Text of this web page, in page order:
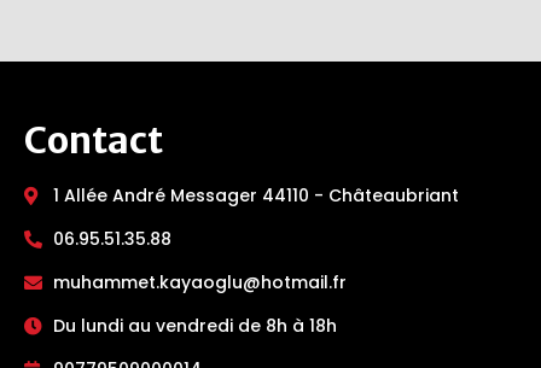
Contact
1 Allée André Messager 44110 - Châteaubriant
06.95.51.35.88
muhammet.kayaoglu@hotmail.fr
Du lundi au vendredi de 8h à 18h